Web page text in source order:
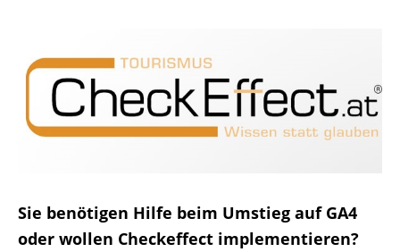
Sie benötigen Hilfe beim Umstieg auf GA4
oder wollen Checkeffect implementieren?